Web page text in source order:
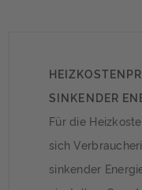
SINKENDER
STEIGENDE
Für die
sich
sinkender